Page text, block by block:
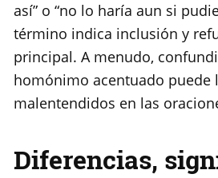
así” o “no lo haría aun si
término indica inclusión y
principal. A menudo,
homónimo acentuado puede
malentendidos en las
Diferencias,